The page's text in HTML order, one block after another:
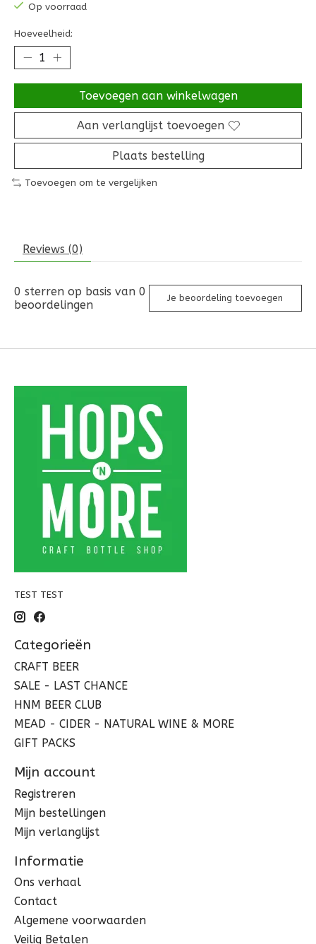
Op voorraad
Hoeveelheid:
Toevoegen aan winkelwagen
Aan verlanglijst toevoegen
Plaats bestelling
Toevoegen om te vergelijken
Reviews (0)
0 sterren op basis van 0
beoordelingen
Je beoordeling toevoegen
TEST TEST
Categorieën
CRAFT BEER
SALE - LAST CHANCE
HNM BEER CLUB
MEAD - CIDER - NATURAL WINE & MORE
GIFT PACKS
Mijn account
Registreren
Mijn bestellingen
Mijn verlanglijst
Informatie
Ons verhaal
Contact
Algemene voorwaarden
Veilig Betalen